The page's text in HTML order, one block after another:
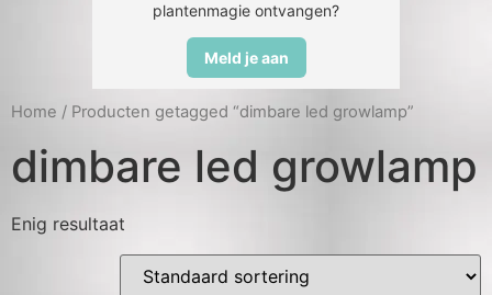
plantenmagie ontvangen?
Meld je aan
Home / Producten getagged “dimbare led growlamp”
dimbare led growlamp
Enig resultaat